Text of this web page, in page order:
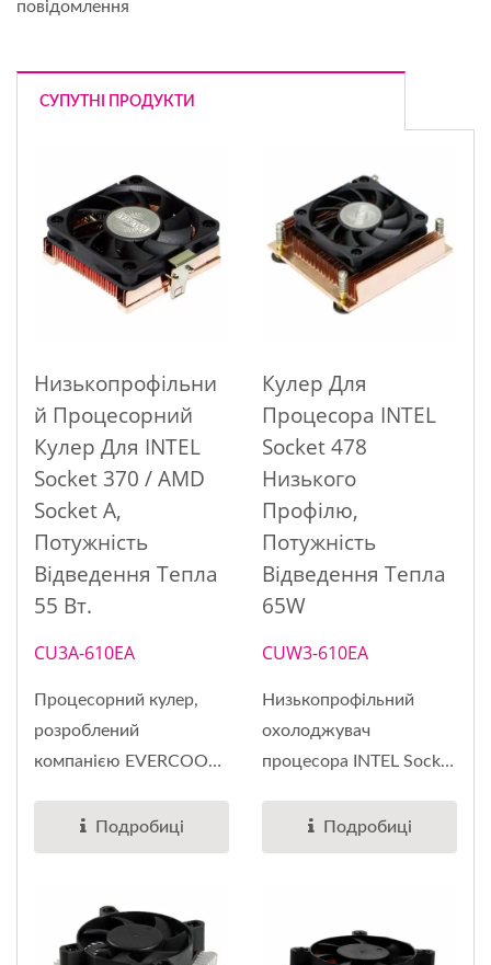
повідомлення
СУПУТНІ ПРОДУКТИ
Низькопрофільни
Й Процесорний
Кулер Для INTEL
Socket 370 / AMD
Socket A,
Потужність
Відведення Тепла
55 Вт.
CU3A-610EA
Процесорний кулер,
розроблений
компанією EVERCOOL,
Подробиці
Кулер Для
Процесора INTEL
Socket 478
Низького
Профілю,
Потужність
Відведення Тепла
65W
CUW3-610EA
Низькопрофільний
охолоджувач
процесора INTEL Socket
Подробиці